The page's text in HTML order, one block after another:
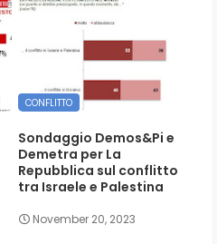
CONFLITTO
Sondaggio Demos&Pi e
Demetra per La
Repubblica sul conflitto
tra Israele e Palestina
November 20, 2023